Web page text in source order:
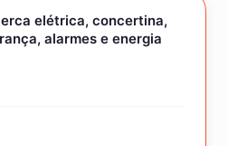
elétrica, concertina,
alarmes e energia